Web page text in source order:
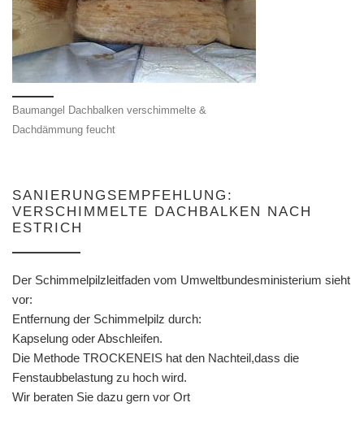
Baumangel Dachbalken verschimmelte &
Dachdämmung feucht
SANIERUNGSEMPFEHLUNG:
VERSCHIMMELTE DACHBALKEN NACH
ESTRICH
Der Schimmelpilzleitfaden vom Umweltbundesministerium sieht
vor:
Entfernung der Schimmelpilz durch:
Kapselung oder Abschleifen.
Die Methode TROCKENEIS hat den Nachteil,dass die
Fenstaubbelastung zu hoch wird.
Wir beraten Sie dazu gern vor Ort